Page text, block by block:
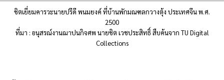
ชิตเยี่ยมคารวะนายปรีดี พนมยงค์ ที่บ้านพักมณฑลกวางตุ้ง ประเทศจีน พ.ศ.
2500
ที่มา : อนุสรณ์งานฌาปนกิจศพ นายชิต เวชประสิทธิ์ สืบค้นจาก TU Digital
Collections